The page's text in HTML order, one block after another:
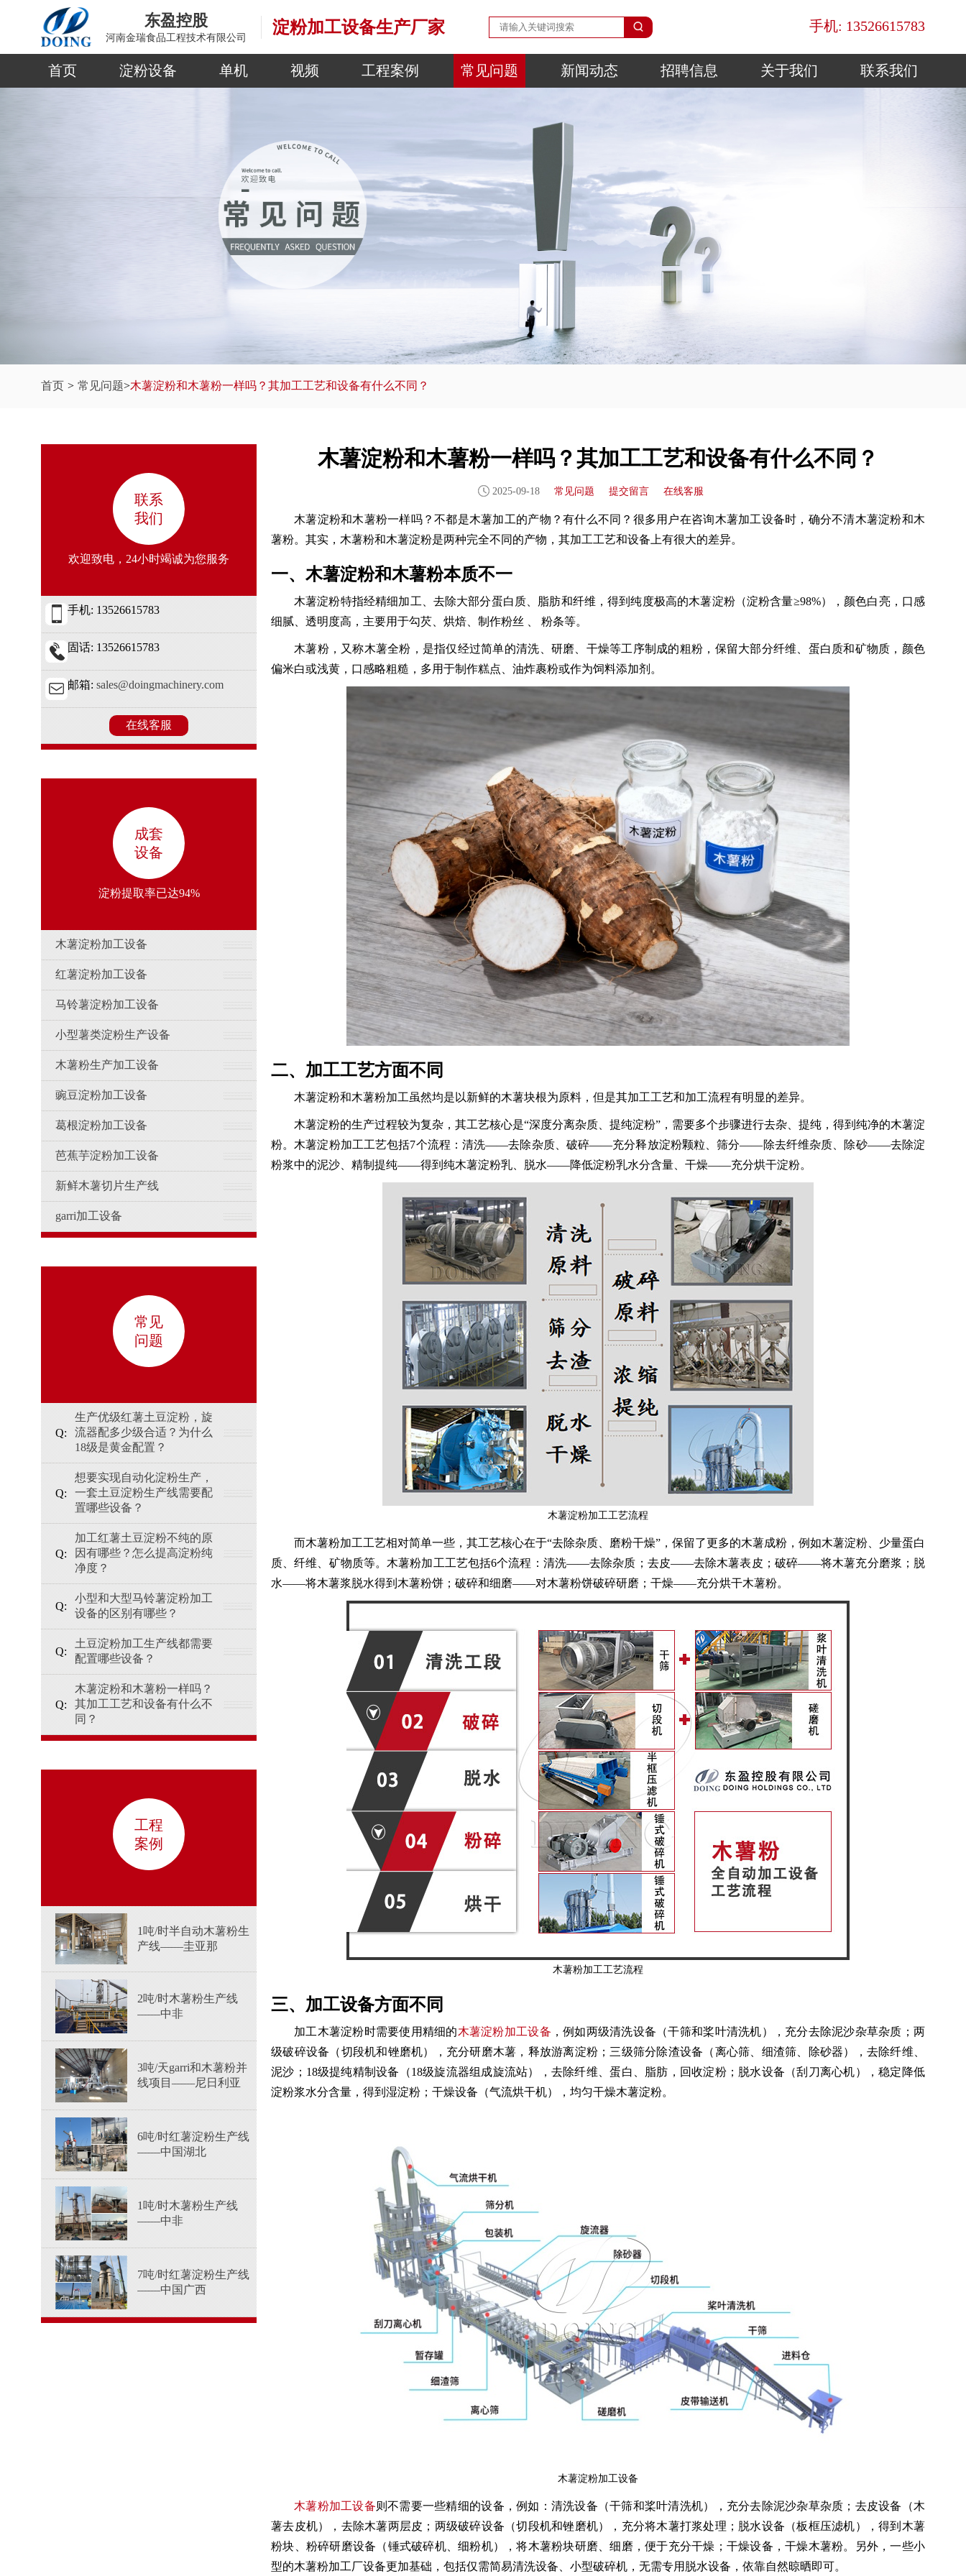
东盈控股
河南金瑞食品工程技术有限公司
淀粉加工设备生产厂家 手机: 13526615783
首页 淀粉设备 单机 视频 工程案例 常见问题 新闻动态 招聘信息 关于我们 联系我们
首页 > 常见问题>木薯淀粉和木薯粉一样吗？其加工工艺和设备有什么不同？
联系
我们
欢迎致电，24小时竭诚为您服务
手机: 13526615783
固话: 13526615783
邮箱:sales@doingmachinery.com
在线客服
成套
设备
淀粉提取率已达94%
木薯淀粉加工设备
红薯淀粉加工设备
马铃薯淀粉加工设备
小型薯类淀粉生产设备
木薯粉生产加工设备
豌豆淀粉加工设备
葛根淀粉加工设备
芭蕉芋淀粉加工设备
新鲜木薯切片生产线
garri加工设备
常见
问题
生产优级红薯土豆淀粉，旋
流器配多少级合适？为什么
18级是黄金配置？
想要实现自动化淀粉生产，
一套土豆淀粉生产线需要配
置哪些设备？
加工红薯土豆淀粉不纯的原
因有哪些？怎么提高淀粉纯
净度？
小型和大型马铃薯淀粉加工
设备的区别有哪些？
土豆淀粉加工生产线都需要
配置哪些设备？
木薯淀粉和木薯粉一样吗？
其加工工艺和设备有什么不
同？
工程
案例
1吨/时半自动木薯粉生
产线——圭亚那
2吨/时木薯粉生产线
——中非
3吨/天garri和木薯粉并
线项目——尼日利亚
6吨/时红薯淀粉生产线
——中国湖北
1吨/时木薯粉生产线
——中非
7吨/时红薯淀粉生产线
——中国广西
木薯淀粉和木薯粉一样吗？其加工工艺和设备有什么不同？
2025-09-18 常见问题 提交留言 在线客服
木薯淀粉和木薯粉一样吗？不都是木薯加工的产物？有什么不同？很多用户在咨询木薯加工设备时，确分不清木薯淀粉和木
薯粉。其实，木薯粉和木薯淀粉是两种完全不同的产物，其加工工艺和设备上有很大的差异。
一、木薯淀粉和木薯粉本质不一
木薯淀粉特指经精细加工、去除大部分蛋白质、脂肪和纤维，得到纯度极高的木薯淀粉（淀粉含量≥98%），颜色白亮，口感
细腻、透明度高，主要用于勾芡、烘焙、制作粉丝 、 粉条等。
木薯粉，又称木薯全粉，是指仅经过简单的清洗、研磨、干燥等工序制成的粗粉，保留大部分纤维、蛋白质和矿物质，颜色
偏米白或浅黄，口感略粗糙，多用于制作糕点、油炸裹粉或作为饲料添加剂。
二、加工工艺方面不同
木薯淀粉和木薯粉加工虽然均是以新鲜的木薯块根为原料，但是其加工工艺和加工流程有明显的差异。
木薯淀粉的生产过程较为复杂，其工艺核心是“深度分离杂质、提纯淀粉”，需要多个步骤进行去杂、提纯，得到纯净的木薯淀
粉。木薯淀粉加工工艺包括7个流程：清洗——去除杂质、破碎——充分释放淀粉颗粒、筛分——除去纤维杂质、除砂——去除淀
粉浆中的泥沙、精制提纯——得到纯木薯淀粉乳、脱水——降低淀粉乳水分含量、干燥——充分烘干淀粉。
木薯淀粉加工工艺流程
而木薯粉加工工艺相对简单一些，其工艺核心在于“去除杂质、磨粉干燥”，保留了更多的木薯成粉，例如木薯淀粉、少量蛋白
质、纤维、矿物质等。木薯粉加工工艺包括6个流程：清洗——去除杂质；去皮——去除木薯表皮；破碎——将木薯充分磨浆；脱
水——将木薯浆脱水得到木薯粉饼；破碎和细磨——对木薯粉饼破碎研磨；干燥——充分烘干木薯粉。
木薯粉加工工艺流程
三、加工设备方面不同
加工木薯淀粉时需要使用精细的木薯淀粉加工设备 ，例如两级清洗设备（干筛和桨叶清洗机），充分去除泥沙杂草杂质；两
级破碎设备（切段机和锉磨机），充分研磨木薯，释放游离淀粉；三级筛分除渣设备（离心筛、细渣筛、除砂器），去除纤维、
泥沙；18级提纯精制设备（18级旋流器组成旋流站），去除纤维、蛋白、脂肪，回收淀粉；脱水设备（刮刀离心机），稳定降低
淀粉浆水分含量，得到湿淀粉；干燥设备（气流烘干机），均匀干燥木薯淀粉。
木薯淀粉加工设备
木薯粉加工设备则不需要一些精细的设备，例如：清洗设备（干筛和桨叶清洗机），充分去除泥沙杂草杂质；去皮设备（木
薯去皮机），去除木薯两层皮；两级破碎设备（切段机和锉磨机），充分将木薯打浆处理；脱水设备（板框压滤机），得到木薯
粉块、粉碎研磨设备（锤式破碎机、细粉机），将木薯粉块研磨、细磨，便于充分干燥；干燥设备，干燥木薯粉。另外，一些小
型的木薯粉加工厂设备更加基础，包括仅需简易清洗设备、小型破碎机，无需专用脱水设备，依靠自然晾晒即可。